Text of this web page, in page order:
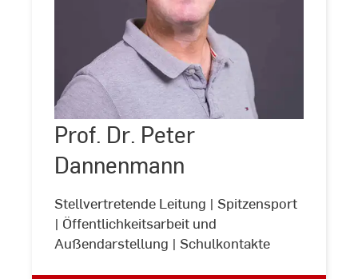
©
Andreas
Schlote
Prof. Dr. Peter
Dannenmann
Stellvertretende Leitung | Spitzensport
| Öffentlichkeitsarbeit und
Außendarstellung | Schulkontakte
Prof.
Dr.
Peter
Dannenmann